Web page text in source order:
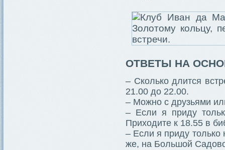
ОТВЕТЫ НА
– Сколько длится
21.00 до 22.00.
– Можно с друзьями
– Если я приду
Приходите к 18.55 в
– Если я приду
же, на Большой